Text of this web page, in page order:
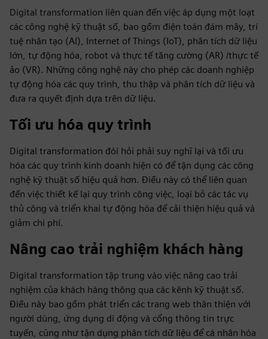
Digital transformation liên quan đến việc áp dụng một loạt
các công nghệ kỹ thuật số, bao gồm điện toán đám mây, trí
tuệ nhân tạo (AI), Internet of Things (IoT), phân tích dữ liệu
lớn, tự động hóa, robot và thực tế tăng cường (AR) /thực tế
ảo (VR). Những công nghệ này cho phép các doanh nghiệp
tự động hóa các quy trình, thu thập và phân tích dữ liệu và
đưa ra quyết định dựa trên dữ liệu.
Tối ưu hóa quy trình
Digital transformation đòi hỏi phải suy nghĩ lại và tối ưu
hóa các quy trình kinh doanh hiện có để tận dụng các công
nghệ kỹ thuật số hiệu quả hơn. Điều này có thể liên quan
đến việc thiết kế lại quy trình công việc, loại bỏ các tác vụ
thủ công và triển khai tự động hóa để cải thiện hiệu quả và
giảm chi phí.
Nâng cao trải nghiệm khách hàng
Digital transformation tập trung vào việc nâng cao trải
nghiệm của khách hàng thông qua các kênh kỹ thuật số.
Điều này bao gồm phát triển các trang web thân thiện với
người dùng, ứng dụng di động và cổng thông tin trực
tuyến, cũng như tận dụng phân tích dữ liệu để cá nhân hóa